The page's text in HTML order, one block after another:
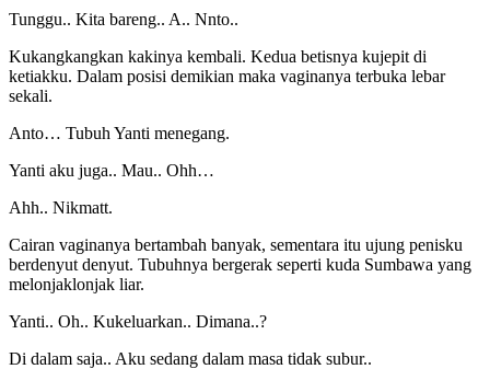
Tunggu.. Kita bareng.. A.. Nnto..
Kukangkangkan kakinya kembali. Kedua betisnya kujepit di
ketiakku. Dalam posisi demikian maka vaginanya terbuka lebar
sekali.
Anto… Tubuh Yanti menegang.
Yanti aku juga.. Mau.. Ohh…
Ahh.. Nikmatt.
Cairan vaginanya bertambah banyak, sementara itu ujung penisku
berdenyut denyut. Tubuhnya bergerak seperti kuda Sumbawa yang
melonjaklonjak liar.
Yanti.. Oh.. Kukeluarkan.. Dimana..?
Di dalam saja.. Aku sedang dalam masa tidak subur..